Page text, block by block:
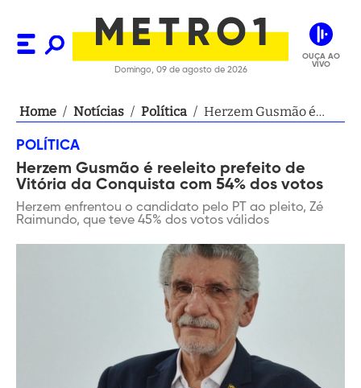
Domingo, 09 de agosto de 2026
OUÇA AO
VIVO
Home / Notícias / Política / Herzem Gusmão é
com 54% dos votos
POLÍTICA
Herzem Gusmão é reeleito prefeito de
Vitória da Conquista com 54% dos votos
Herzem enfrentou o candidato pelo PT ao pleito, Zé
Raimundo, que teve 45% dos votos válidos